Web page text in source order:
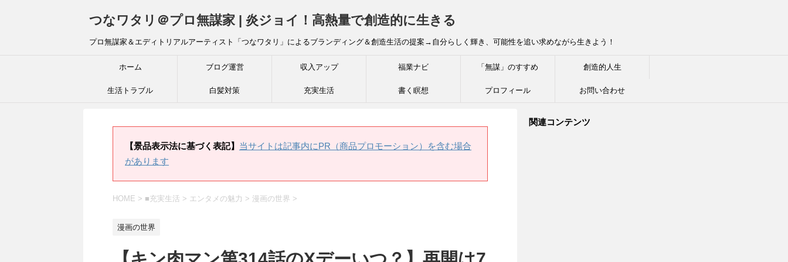
つなワタリ＠プロ無謀家 | 炎ジョイ！高熱量で創造的に生きる
プロ無謀家＆エディトリアルアーティスト「つなワタリ」によるブランディング＆創造生活の提案→自分らしく輝き、可能性を追い求めながら生きよう！
ホーム ブログ運営 収入アップ 福業ナビ 「無謀」のすすめ 創造的人生
生活トラブル 白髪対策 充実生活 書く瞑想 プロフィール お問い合わせ
【景品表示法に基づく表記】 当サイトは記事内にPR（商品プロモーション）を含む場合
があります
HOME > ■充実生活 > エンタメの魅力 > 漫画の世界 >
漫画の世界
関連コンテンツ